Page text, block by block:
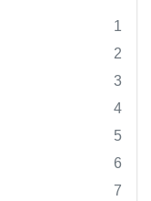
1
2
3
4
5
6
7